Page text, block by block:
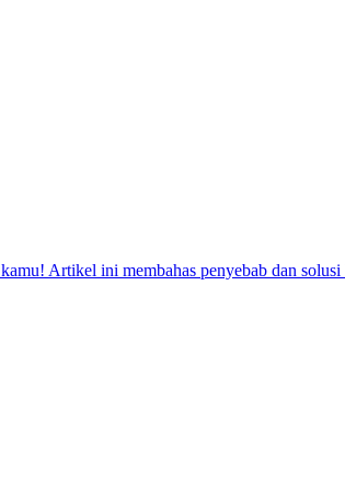
Artikel ini membahas penyebab dan